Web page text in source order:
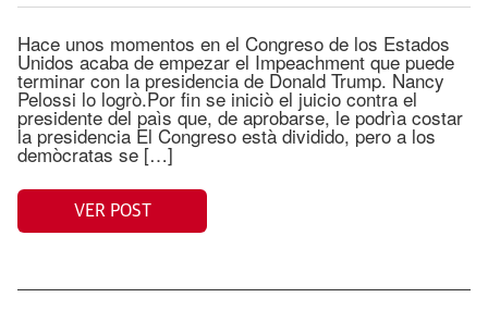
Hace unos momentos en el Congreso de los Estados
Unidos acaba de empezar el Impeachment que puede
terminar con la presidencia de Donald Trump. Nancy
Pelossi lo logrò.Por fin se iniciò el juicio contra el
presidente del paìs que, de aprobarse, le podrìa costar
la presidencia El Congreso està dividido, pero a los
demòcratas se […]
VER POST